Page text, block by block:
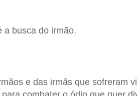
a busca do irmão.
e das irmãs que sofreram